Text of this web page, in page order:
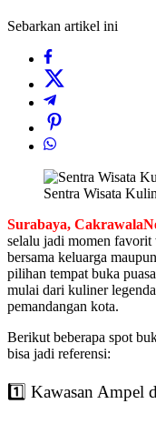
Sebarkan artikel ini
Sentra Wisata
Surabaya,
selalu jadi momen favorit
bersama keluarga
pilihan tempat buka
mulai dari kuliner
pemandangan kota.
Berikut beberapa spot
bisa jadi referensi:
1️⃣ Kawasan Ampel